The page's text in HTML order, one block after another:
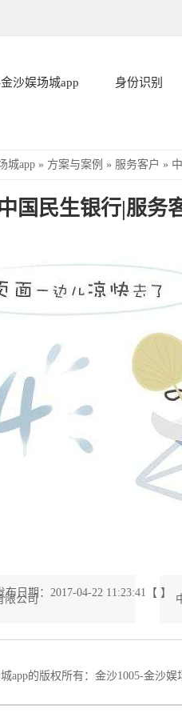
沙娱场城app 身份识别
城app » 方案与案例 » 服务客户 »
国民生银行|服务
布日期：2017-04-22 11:23:41【 】
限公司
app的版权所有： 金沙1005-金沙娱